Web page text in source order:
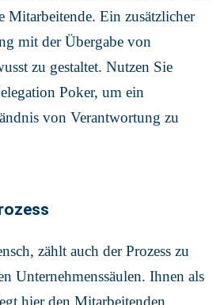
Mitarbeitende. Ein zusätzlicher
mit der Übergabe von
zu gestaltet. Nutzen Sie
Poker, um ein
von Verantwortung zu
zählt auch der Prozess zu
Unternehmenssäulen. Ihnen als
hier den Mitarbeitenden